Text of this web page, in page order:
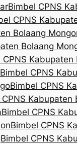
Bimbel CPNS
CPNS
Bolaang
Bolaang
CPNS Kabupaten
Bimbel CPNS
Bimbel CPNS
Kabupaten
Bimbel CPNS
Bimbel CPNS
Bimbel CPNS